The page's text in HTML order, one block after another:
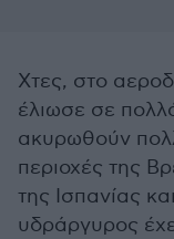
Χτες, στο
έλιωσε σε
ακυρωθούν
περιοχές της
της Ισπανίας
υδράργυρος